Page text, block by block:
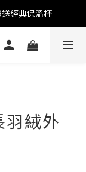
折
經典保溫杯
羽絨外